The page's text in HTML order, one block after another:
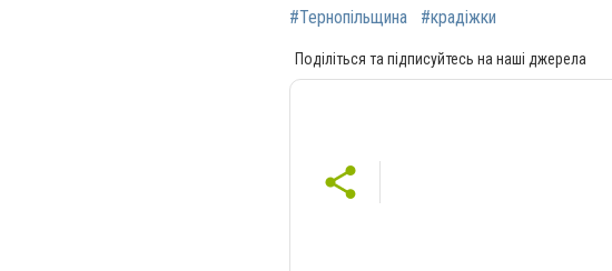
#Тернопільщина #крадіжки
Поділіться та підписуйтесь на наші джерела